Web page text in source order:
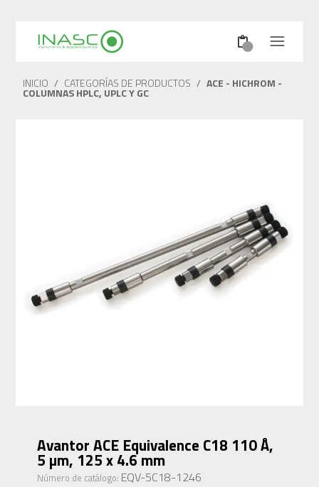
INICIO / CATEGORÍAS DE PRODUCTOS / ACE - HICHROM -
COLUMNAS HPLC, UPLC Y GC
Avantor ACE Equivalence C18 110 Å,
5 µm, 125 x 4.6 mm
Número de catálogo: EQV-5C18-1246